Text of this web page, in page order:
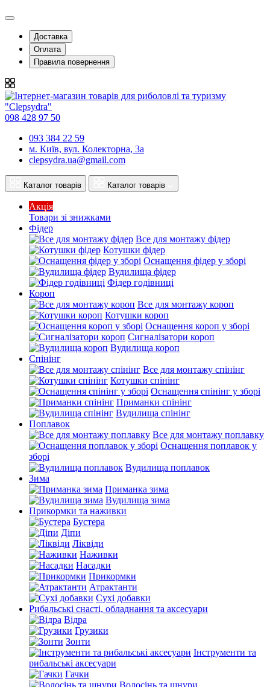
Доставка
Оплата
Правила повернення
098 428 97 50
093 384 22 59
м. Київ, вул. Колекторна, 3а
clepsydra.ua@gmail.com
Каталог товарів Каталог товарів
Акція
Товари зі знижками
Фідер
Все для монтажу фідер
Котушки фідер
Оснащення фідер у зборі
Вудилища фідер
Фідер годівниці
Короп
Все для монтажу короп
Котушки короп
Оснащення короп у зборі
Сигналізатори короп
Вудилища короп
Спінінг
Все для монтажу спінінг
Котушки спінінг
Оснащення спінінг у зборі
Приманки спінінг
Вудилища спінінг
Поплавок
Все для монтажу поплавку
Оснащення поплавок у
зборі
Вудилища поплавок
Зима
Приманка зима
Вудилища зима
Прикормки та наживки
Бустера
Діпи
Ліквіди
Наживки
Насадки
Прикормки
Атрактанти
Сухі добавки
Рибальські снасті, обладнання та аксесуари
Відра
Грузики
Зонти
Інструменти та
рибальські аксесуари
Гачки
Волосінь та шнури